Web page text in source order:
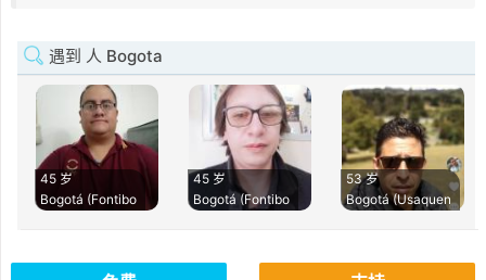
遇到 人 Bogota
45 岁
Bogotá (Fontibo
45 岁
Bogotá (Fontibo
53 岁
Bogotá (Usaquen